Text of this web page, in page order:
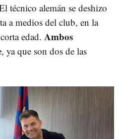
técnico alemán se deshizo
a medios del club, en la
edad. Ambos
, ya que son dos de las